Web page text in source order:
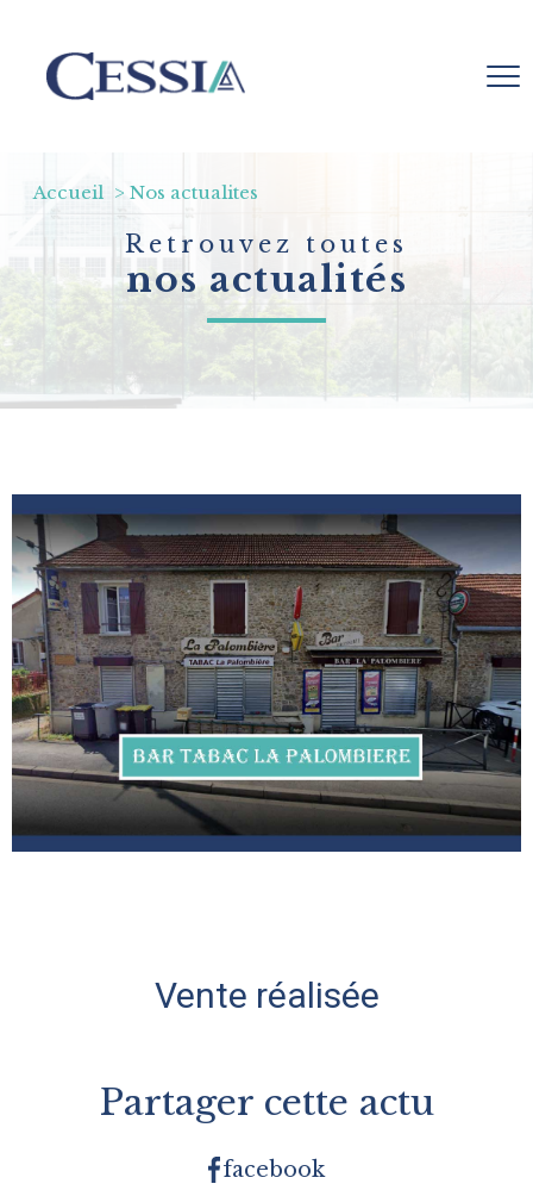
Accueil Nos actualites
Retrouvez toutes
nos actualités
Vente réalisée
Partager cette actu
facebook